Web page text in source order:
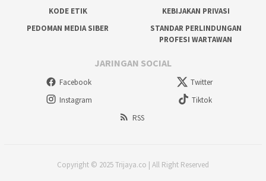
KODE ETIK
KEBIJAKAN PRIVASI
PEDOMAN MEDIA SIBER
STANDAR PERLINDUNGAN
PROFESI WARTAWAN
JARINGAN SOCIAL
Facebook
Twitter
Instagram
Tiktok
RSS
Copyright © 2025 Trijaya.co | All Right Reserved